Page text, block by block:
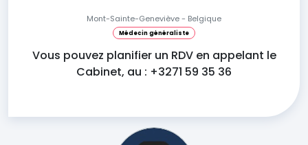
Mont-Sainte-Geneviève - Belgique
Médecin généraliste
Vous pouvez planifier un RDV en appelant le
Cabinet, au : +3271 59 35 36